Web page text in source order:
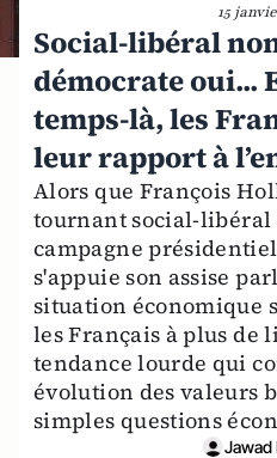
15
Social-libéral
démocrate oui...
temps-là, les
leur rapport à
Alors que François
tournant social-libéral
campagne
s'appuie son assise
situation économique
les Français à plus de
tendance lourde qui
évolution des valeurs
simples questions
Jawad